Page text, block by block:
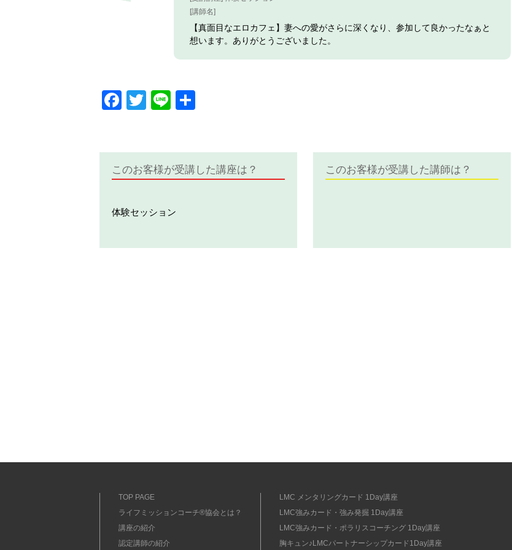
[講師名]
【真面目なエロカフェ】妻への愛がさらに深くなり、参加して良かったなぁと
想います。ありがとうございました。
Facebook
Twitter
Line
このお客様が受講した講座は？
体験セッション
このお客様が受講した講師は？
TOP PAGE
ライフミッションコーチ®協会とは？
講座の紹介
認定講師の紹介
LMC メンタリングカード 1Day講座
LMC強みカード・強み発掘 1Day講座
LMC強みカード・ポラリスコーチング 1Day講座
胸キュン♪LMCパートナーシップカード1Day講座